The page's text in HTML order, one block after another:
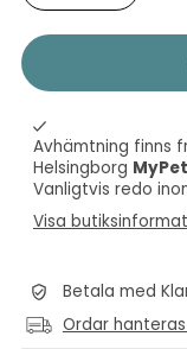
Avhämtning finns
Helsingborg
Vanligtvis redo
Visa
Betala med
Ordar